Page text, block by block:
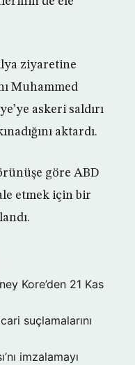
ziyaretine
Muhammed
askeri saldırı
aktardı.
göre ABD
etmek için bir
Kore’den 21 Kas
suçlamalarını
imzalamayı